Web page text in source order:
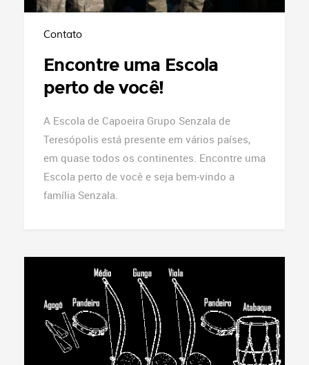
Contato
Encontre uma Escola
perto de você!
A Escola de Capoeira Grupo Senzala de
Teresópolis está presente em vários países,
em quase todos os continentes. Encontre uma
Escola perto de você e seja bem-vindo a
família Senzala.